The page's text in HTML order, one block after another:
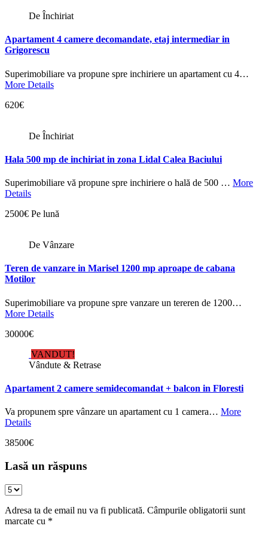
De Închiriat
Apartament 4 camere decomandate, etaj intermediar in
Grigorescu
Superimobiliare va propune spre inchiriere un apartament cu 4…
More Details
620€
De Închiriat
Hala 500 mp de inchiriat in zona Lidal Calea Baciului
Superimobiliare vă propune spre inchiriere o hală de 500 … More
Details
2500€ Pe lună
De Vânzare
Teren de vanzare in Marisel 1200 mp aproape de cabana
Motilor
Superimobiliare va propune spre vanzare un tereren de 1200…
More Details
30000€
VANDUT!
Vândute & Retrase
Apartament 2 camere semidecomandat + balcon in Floresti
Va propunem spre vânzare un apartament cu 1 camera… More
Details
38500€
Lasă un răspuns
Adresa ta de email nu va fi publicată. Câmpurile obligatorii sunt
marcate cu *